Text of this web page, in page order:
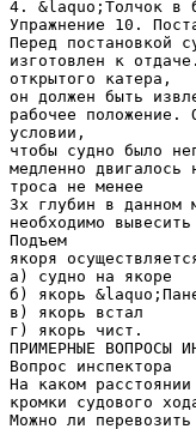
4. &laquo;Толчок в
Упражнение 10.
Перед постановкой
изготовлен к
открытого катера,
он должен быть
рабочее положение.
условии,
чтобы судно было
медленно двигалось
троса не менее
3х глубин в данном
необходимо
Подъем
якоря
а) судно на якоре
б) якорь
в) якорь встал
г) якорь чист.
ПРИМЕРНЫЕ ВОПРОСЫ
Вопрос инспектора
На каком
кромки судового
Можно ли